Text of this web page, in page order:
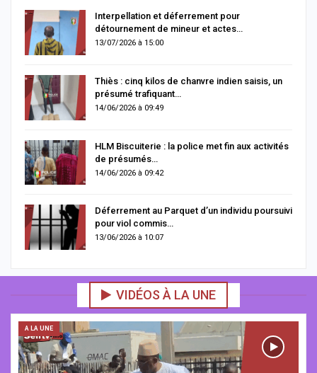
Interpellation et déferrement pour
détournement de mineur et actes…
13/07/2026 à 15:00
Thiès : cinq kilos de chanvre indien saisis, un
présumé trafiquant…
14/06/2026 à 09:49
HLM Biscuiterie : la police met fin aux activités
de présumés…
14/06/2026 à 09:42
Déferrement au Parquet d’un individu poursuivi
pour viol commis…
13/06/2026 à 10:07
VIDÉOS À LA UNE
A LA UNE